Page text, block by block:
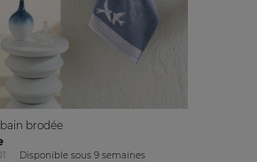
brodée
Disponible sous9 semaines